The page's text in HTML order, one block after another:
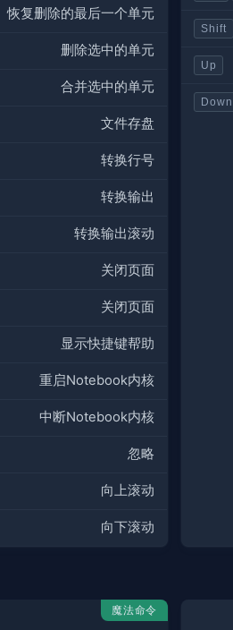
恢复删除的最后一个单元
删除选中的单元
合并选中的单元
文件存盘
转换行号
转换输出
转换输出滚动
关闭页面
关闭页面
显示快捷键帮助
重启Notebook内核
中断Notebook内核
忽略
向上滚动
向下滚动
Shift
Up
Down
魔法命令